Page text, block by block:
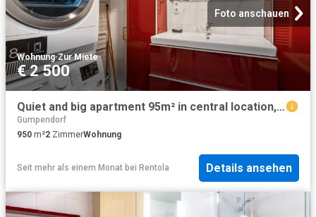
Foto anschauen
Wohnung·Zur Miete
€ 2 500
Quiet and big apartment 95m² in central location, Vienna Amsterdam Apartments for Rent
Gumpendorf
950 m²2 ZimmerWohnung
Seit mehr als einem Monat bei Rentola Details ansehen